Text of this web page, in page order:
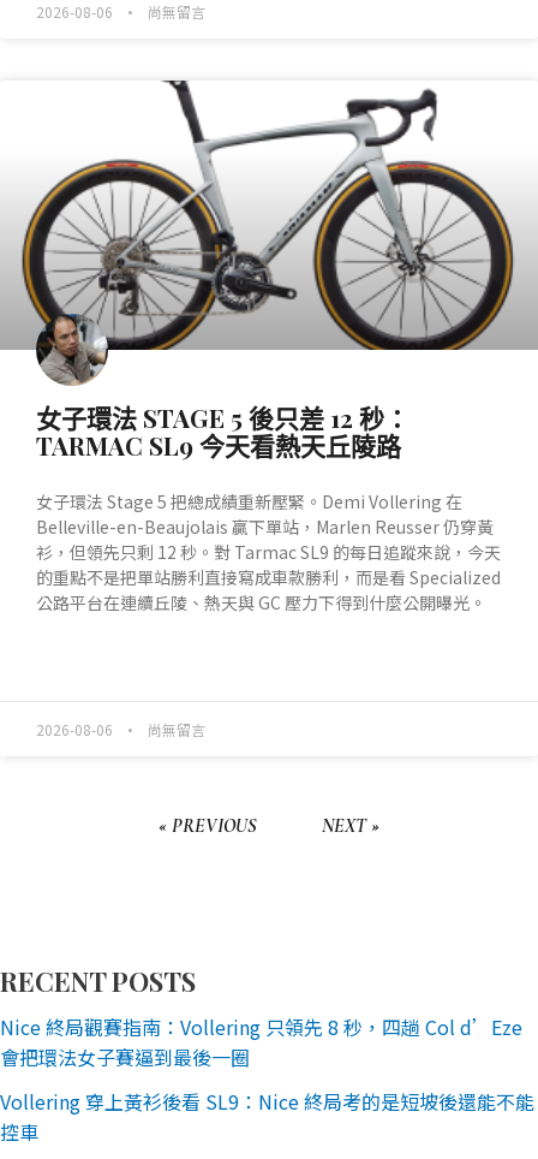
2026-08-06 尚無留言
女子環法 STAGE 5 後只差 12 秒：
TARMAC SL9 今天看熱天丘陵路
女子環法 Stage 5 把總成績重新壓緊。Demi Vollering 在
Belleville-en-Beaujolais 贏下單站，Marlen Reusser 仍穿黃
衫，但領先只剩 12 秒。對 Tarmac SL9 的每日追蹤來說，今天
的重點不是把單站勝利直接寫成車款勝利，而是看 Specialized
公路平台在連續丘陵、熱天與 GC 壓力下得到什麼公開曝光。
2026-08-06 尚無留言
« PREVIOUS NEXT »
RECENT POSTS
Nice 終局觀賽指南：Vollering 只領先 8 秒，四趟 Col d’Eze
會把環法女子賽逼到最後一圈
Vollering 穿上黃衫後看 SL9：Nice 終局考的是短坡後還能不能
控車